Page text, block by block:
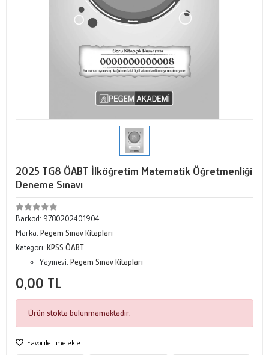
2025 TG8 ÖABT İlköğretim Matematik Öğretmenliği
Deneme Sınavı
Barkod: 9780202401904
Marka: Pegem Sınav Kitapları
Kategori: KPSS ÖABT
Yayınevi: Pegem Sınav Kitapları
0,00 TL
Ürün stokta bulunmamaktadır.
Favorilerime ekle